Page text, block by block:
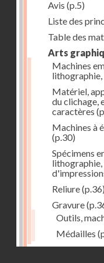
Avis (p.5)
Liste des
Table des
Arts
Machines
lithographie,
Matériel,
du clichage,
caractères
Machines à
(p.30)
Spécimens
Reliure(p.36)
Gravure
Outils,
Médailles